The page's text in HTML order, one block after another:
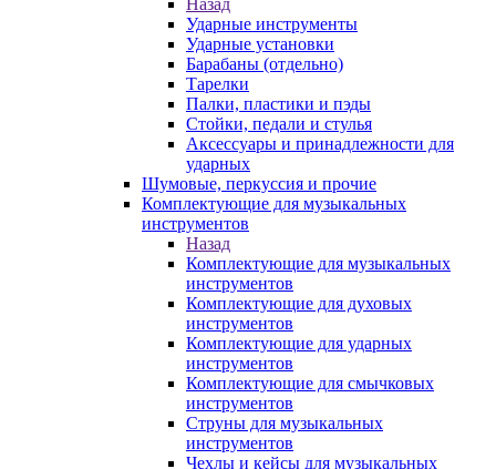
Назад
Ударные инструменты
Ударные установки
Барабаны (отдельно)
Тарелки
Палки, пластики и пэды
Стойки, педали и стулья
Аксессуары и принадлежности для
ударных
Шумовые, перкуссия и прочие
Комплектующие для музыкальных
инструментов
Назад
Комплектующие для музыкальных
инструментов
Комплектующие для духовых
инструментов
Комплектующие для ударных
инструментов
Комплектующие для смычковых
инструментов
Струны для музыкальных
инструментов
Чехлы и кейсы для музыкальных